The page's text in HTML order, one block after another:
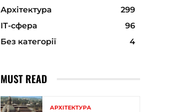
Архітектура
299
ІТ-сфера
96
Без категорії
4
MUST READ
АРХІТЕКТУРА